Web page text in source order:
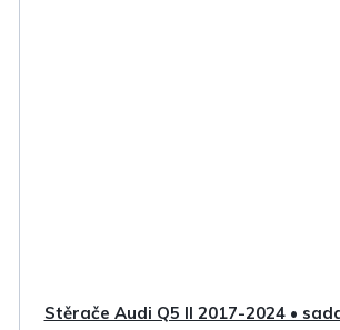
Stěrače Audi Q5 II 2017-2024 •